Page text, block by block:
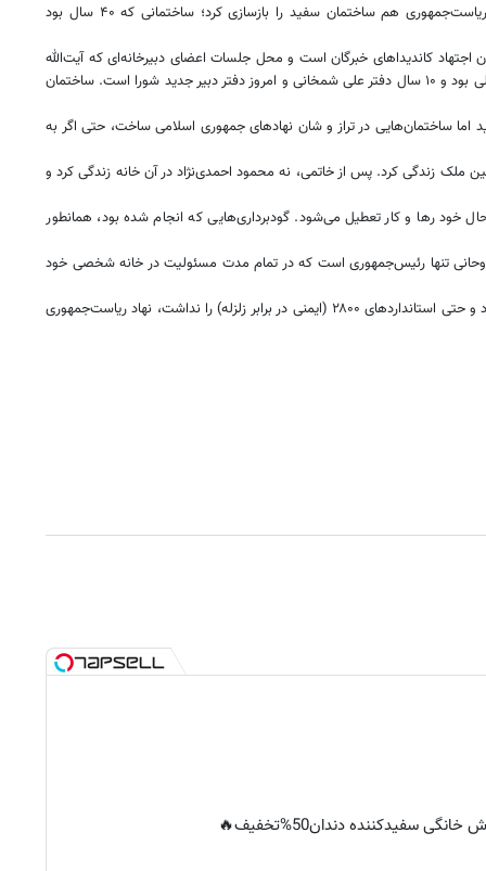
ساختمان دیگری که روحانی ساخته دبیرخانه مجلس خبرگان رهبری است. دبیر شورای عالی امنیت ملی که شد ساختمانی نیز برای دبیرخانه ساخت. در دوره ریاست‌جمهوری هم ساختمان سفید را بازسازی کرد؛ ساختمانی که ۴۰ سال بود
کاندیداهای خبرگان است و محل جلسات اعضای دبیرخانه‌ای که آیت‌الله
جنتی رئیس آن است و سید ابراهیم رئیسی نائب‌رئیس اول و سید احمد خاتمی منشی آن. ساختمان شورای ‌عالی امنیت ملی سال‌ها محل استقرار آقای سعید جلیلی بود و ۱۰ سال دفتر علی شمخانی و امروز دفتر دبیر جدید شورا است. ساختمان
ساختمان‌هایی در تراز و شان نهادهای جمهوری اسلامی ساخت، حتی اگر به
ملک زندگی کرد. پس از خاتمی، نه محمود احمدی‌نژاد در آن خانه زندگی کرد و
شروع می‌کنند اما بعد از مدتی ساختمان به حال خود رها و کار تعطیل می‌شود. گودبرداری‌هایی که انجام شده بود، همانطور
روحانی تنها رئیس‌جمهوری است که در تمام مدت مسئولیت در خانه شخصی خود
درباره این ساختمان، محسن هاشمی، رئیس سابق شورای شهر تهران توضیح داده بود که زمین آن متعلق به نهاد ریاست‌جمهوری است و از آنجایی که فرسوده بود و حتی استانداردهای ۲۸۰۰ (ایمنی در برابر زلزله) را نداشت، نهاد ریاست‌جمهوری
سفیدکننده دندان50%تخفیف🔥